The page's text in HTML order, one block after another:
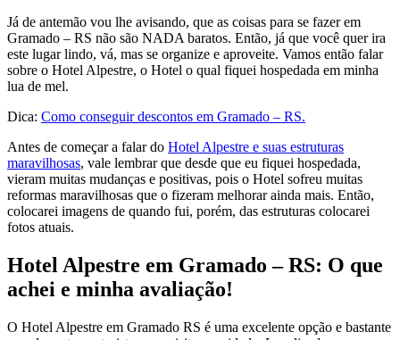
Já de antemão vou lhe avisando, que as coisas para se fazer em
Gramado – RS não são NADA baratos. Então, já que você quer ira
este lugar lindo, vá, mas se organize e aproveite. Vamos então falar
sobre o Hotel Alpestre, o Hotel o qual fiquei hospedada em minha
lua de mel.
Dica: Como conseguir descontos em Gramado – RS.
Antes de começar a falar do Hotel Alpestre e suas estruturas
maravilhosas, vale lembrar que desde que eu fiquei hospedada,
vieram muitas mudanças e positivas, pois o Hotel sofreu muitas
reformas maravilhosas que o fizeram melhorar ainda mais. Então,
colocarei imagens de quando fui, porém, das estruturas colocarei
fotos atuais.
Hotel Alpestre em Gramado – RS: O que
achei e minha avaliação!
O Hotel Alpestre em Gramado RS é uma excelente opção e bastante